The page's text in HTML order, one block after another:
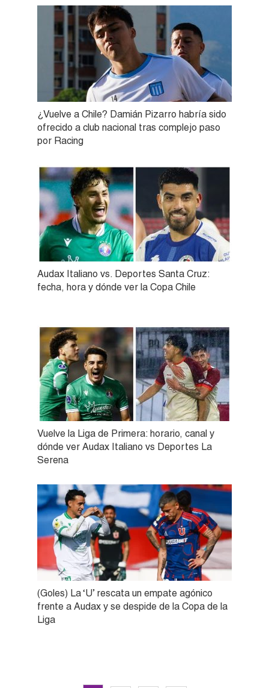
¿Vuelve a Chile? Damián Pizarro habría sido
ofrecido a club nacional tras complejo paso
por Racing
Audax Italiano vs. Deportes Santa Cruz:
fecha, hora y dónde ver la Copa Chile
Vuelve la Liga de Primera: horario, canal y
dónde ver Audax Italiano vs Deportes La
Serena
(Goles) La ‘U’ rescata un empate agónico
frente a Audax y se despide de la Copa de la
Liga